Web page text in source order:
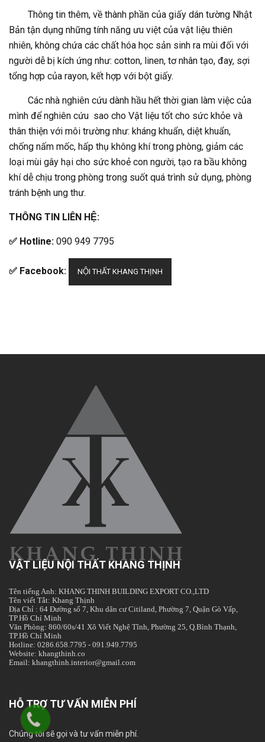
Thông tin thêm, về thành phần của giấy dán tường Nhật
Bản tận dụng những tính năng ưu việt của vật liệu thiên
nhiên, không chứa các chất hóa học sản sinh ra mùi đối với
người dễ bị kích ứng như: cotton, linen, tơ nhân tạo, đay, sợi
tổng hợp của rayon, kết hợp với bột giấy.
Các nhà nghiên cứu dành hầu hết thời gian làm việc của
mình để nghiên cứu sao cho Vật liệu tốt cho sức khỏe và
thân thiện với môi trường như: kháng khuẩn, diệt khuẩn,
chống nấm mốc, hấp thụ không khí trong phòng, giảm các
loại mùi gây hại cho sức khoẻ con người, tạo ra bầu không
khí dễ chịu trong phòng trong suốt quá trình sử dụng, phòng
tránh bệnh ung thư.
THÔNG TIN LIÊN HỆ:
✅ Hotline: 090 949 7795
✅ Facebook: NỘI THẤT KHANG THỊNH
VẬT LIỆU NỘI THẤT KHANG THỊNH
Tên tiếng Anh: KHANG THINH BUILDING EXPORT CO.,LTD
Tên viết Tắt: Khang Thịnh
Địa Chỉ : 64 Đường số 7, Khu dân cư Citiland, Phường 7, Quận Gò Vấp,
TP.Hồ Chí Minh
Văn Phòng: 860/60s/41 Xô Viết Nghệ Tĩnh, Phường 25, Q.Bình Thạnh,
TP.Hồ Chí Minh
Hotline: 0286.658.7795 - 091.949.7795
Website: khangthinh.co
Email: khangthinh.interior@gmail.com
HỖ TRỢ TƯ VẤN MIỄN PHÍ
Chúng tôi sẽ gọi và tư vấn miễn phí.